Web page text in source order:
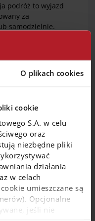
O plikach cookies
cookie
S.A. w celu
oraz
niezbędne pliki
działania
w celach
umieszczane są
Opcjonalne
jeśli nie
podróż to wyjazd
za
samodzielnie.
krajowej
wybór jednego
działa
i możesz
aktywności
krajowej
w pasie